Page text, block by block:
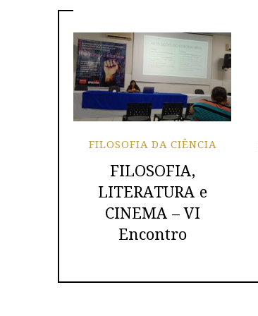
FILOSOFIA DA CIÊNCIA
FILOSOFIA,
LITERATURA e
CINEMA – VI
Encontro